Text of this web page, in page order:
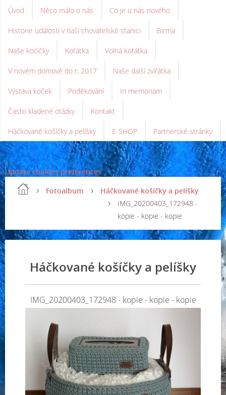
Úvod Něco málo o nás Co je u nás nového
Historie událostí v naší chovatelské stanici Birma
Naše kočičky Koťátka Volná koťátka
V novém domově do r. 2017 Naše další zvířátka
Výstava koček Poděkování In memoriam
Často kladené otázky Kontakt
Háčkované košíčky a pelíšky E-SHOP Partnerské stránky
Update cookies preferences
Fotoalbum
Háčkované košíčky a pelíšky
IMG_20200403_172948 -
kopie - kopie - kopie
Háčkované košíčky a pelíšky
IMG_20200403_172948 - kopie - kopie - kopie